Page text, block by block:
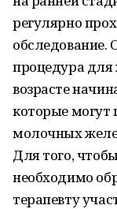
регулярно
обследование.
процедура
возрасте
которые могут
молочных
Для того,
необходимо
терапевту